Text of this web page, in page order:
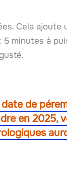
Cela
minutes à
de
en 2025,